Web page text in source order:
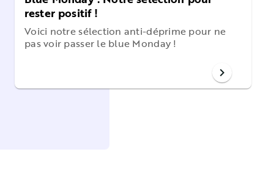
rester positif !
Voici notre sélection anti-déprime pour ne
pas voir passer le blue Monday !
chevron_right